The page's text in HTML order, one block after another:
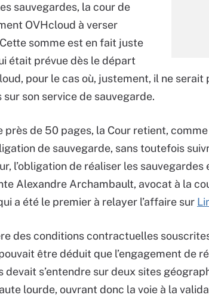
sauvegardes, la cour de
OVHcloud à verser
somme est en fait juste
était prévue dès le départ
pour le cas où, justement, il ne
son service de sauvegarde.
près de 50 pages, la Cour retient,
de sauvegarde, sans toutefois
l’obligation de réaliser les
Alexandre Archambault, avocat à la
a été le premier à relayer l’affaire sur
des conditions contractuelles
être déduit que l’engagement de
s’entendre sur deux sites
lourde, ouvrant donc la voie à la